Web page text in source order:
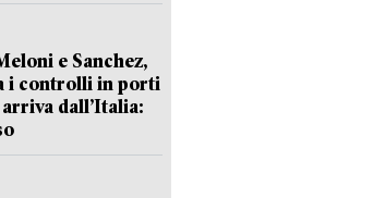
e Sanchez,
i controlli in porti
dall’Italia: